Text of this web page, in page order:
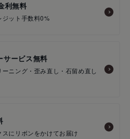
利無料
ジット手数料0%
サービス無料
ニング・歪み直し・石留め直し
にリボンをかけてお届け